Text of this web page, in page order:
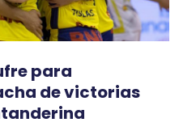
para
de victorias